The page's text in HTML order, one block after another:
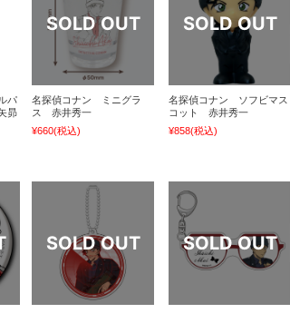
パ
昴
名探偵コナン ミニグラ
ス 赤井秀一
¥660(税込)
名探偵コナン ソフビマス
コット 赤井秀一
¥858(税込)